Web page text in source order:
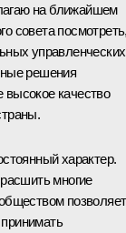
на ближайшем
совета
управленческих
решения
качество
характер.
многие
позволяет